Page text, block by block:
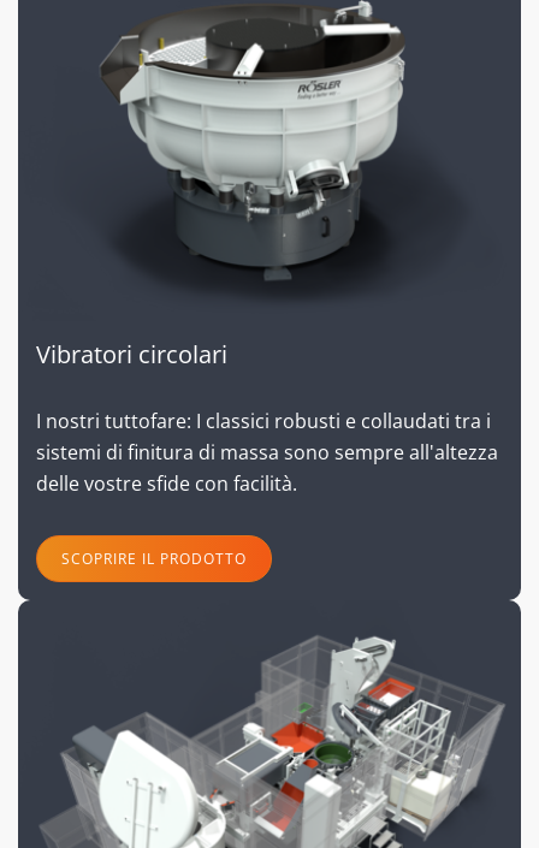
Vibratori circolari
I nostri tuttofare: I classici robusti e collaudati tra i
sistemi di finitura di massa sono sempre all'altezza
delle vostre sfide con facilità.
SCOPRIRE IL PRODOTTO